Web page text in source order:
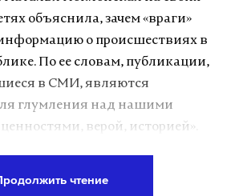
на Daily Storm вMAX. Он
где тормозит интернет.
в Telegram,ДзениVK.
Telegram
press/Pravda
объяснила, зачем «враги»
о происшествиях в
По ее словам, публикации,
в СМИ, являются
глумления над нашими
верой, историей».
на Daily Storm в
чтение